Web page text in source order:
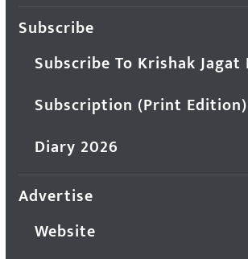
Subscribe
Subscribe To Krishak
Subscription (Print Edition)
Diary 2026
Advertise
Website